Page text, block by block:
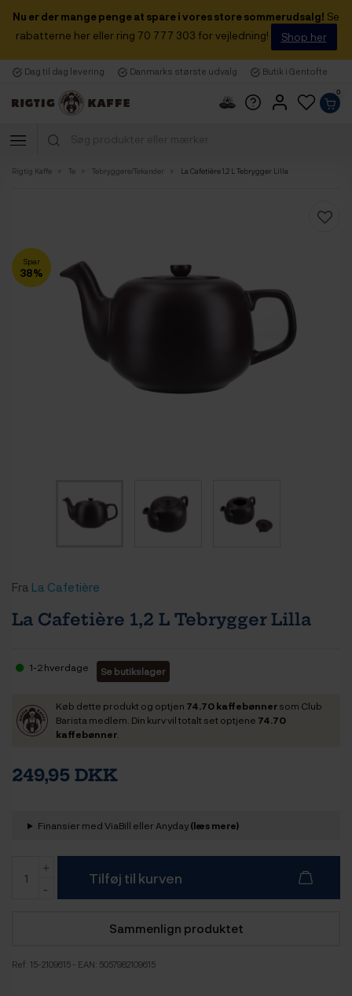
Nu er der mange penge at spare i vores store sommerudsalg! Se
rabatterne her eller ring 70 777 303 for vejledning!
Shop her
Dag til dag levering Danmarks største udvalg Butik i Gentofte
0
Rigtig Kaffe Te Tebryggere/Tekander La Cafetière 1,2 L Tebrygger Lilla
Spar
38%
Fra La Cafetière
La Cafetière 1,2 L Tebrygger Lilla
1-2 hverdage Se butikslager
Køb dette produkt og optjen 74.70 kaffebønnersom Club
Barista medlem. Din kurv vil totalt set optjene 74.70
kaffebønner
249,95 DKK
Finansier med ViaBill eller Anyday(læs mere)
Tilføj til kurven
Sammenlign produktet
Ref: 15-2109615 - EAN: 5057982109615